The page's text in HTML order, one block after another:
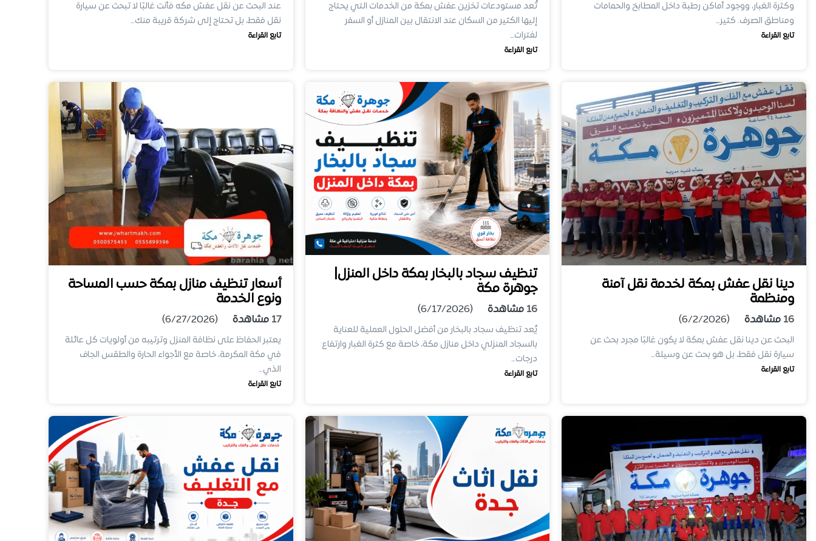
وكثرة الغبار، ووجود أماكن رطبة داخل المطابخ والحمامات
ومناطق الصرف. كثير…
تابع القراءة
تُعد مستودعات تخزين عفش بمكة من الخدمات التي يحتاج
إليها الكثير من السكان عند الانتقال بين المنازل أو السفر
لفترات…
تابع القراءة
عند البحث عن نقل عفش مكه فأنت غالبًا لا تبحث عن سيارة
نقل فقط، بل تحتاج إلى شركة قريبة منك…
تابع القراءة
دينا نقل عفش بمكة لخدمة نقل آمنة
ومنظمة
16 مشاهدة (6/2/2026)
البحث عن دينا نقل عفش بمكة لا يكون غالبًا مجرد بحث عن
سيارة نقل فقط، بل هو بحث عن وسيلة…
تابع القراءة
تنظيف سجاد بالبخار بمكة داخل المنزل|
جوهرة مكة
16 مشاهدة (6/17/2026)
يُعد تنظيف سجاد بالبخار من أفضل الحلول العملية للعناية
بالسجاد المنزلي داخل منازل مكة، خاصة مع كثرة الغبار وارتفاع
درجات…
تابع القراءة
أسعار تنظيف منازل بمكة حسب المساحة
ونوع الخدمة
17 مشاهدة (6/27/2026)
يعتبر الحفاظ على نظافة المنزل وترتيبه من أولويات كل عائلة
في مكة المكرمة، خاصة مع الأجواء الحارة والطقس الجاف
الذي…
تابع القراءة